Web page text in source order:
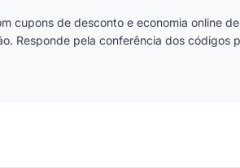
cupons de desconto e economia online
Responde pela conferência dos códigos